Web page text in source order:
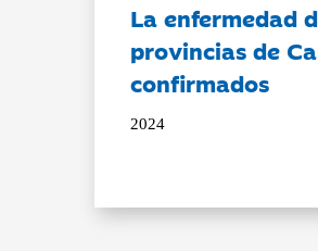
La enfermedad
provincias de
confirmados
2024